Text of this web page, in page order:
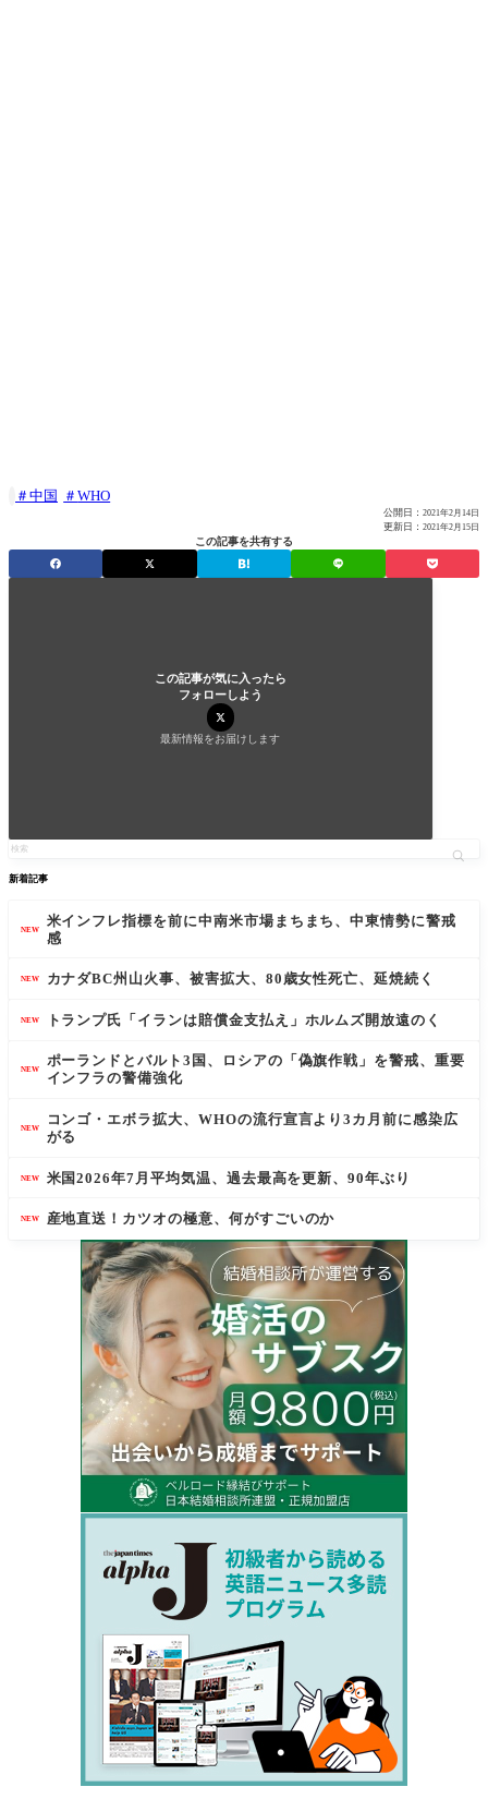
中国 WHO
公開日： 2021年2月14日
更新日： 2021年2月15日
この記事を共有する
この記事が気に入ったら
フォローしよう
最新情報をお届けします
新着記事
NEW
米インフレ指標を前に中南米市場まちまち、中東情勢に警戒
感
NEW カナダBC州山火事、被害拡大、80歳女性死亡、延焼続く
NEW トランプ氏「イランは賠償金支払え」ホルムズ開放遠のく
NEW
ポーランドとバルト3国、ロシアの「偽旗作戦」を警戒、重要
インフラの警備強化
NEW
コンゴ・エボラ拡大、WHOの流行宣言より3カ月前に感染広
がる
NEW 米国2026年7月平均気温、過去最高を更新、90年ぶり
NEW 産地直送！カツオの極意、何がすごいのか